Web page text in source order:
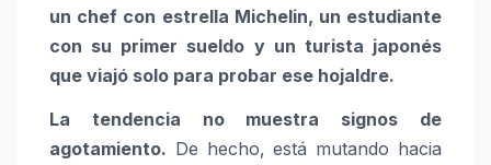
un chef con estrella Michelin, un estudiante
con su primer sueldo y un turista japonés
que viajó solo para probar ese hojaldre.
La tendencia no muestra signos de
agotamiento. De hecho, está mutando hacia